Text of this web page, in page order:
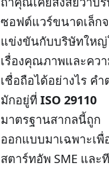
ซอฟต์แวร์ขนาดเล็ก
แข่งขันกับบริษัทให
เรื่องคุณภาพและคว
เชื่อถือได้อย่างไร ค
มักอยู่ที่ ISO 29110
มาตรฐานสากลนี้ถูก
ออกแบบมาเฉพาะเพื่
สตาร์ทอัพ SME และ